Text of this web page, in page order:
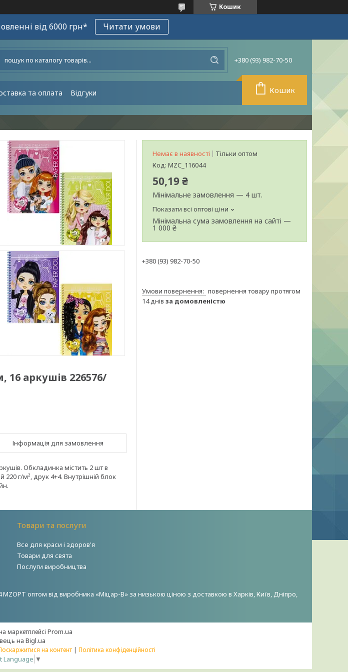
Кошик
від 6000 грн* Читати умови
+380 (93) 982-70-50
та оплата Відгуки Кошик
16 аркушів 226576/
Інформація для замовлення
Обкладинка містить 2 шт в
г/м², друк 4+4. Внутрішній блок
Немає в наявності
Тільки оптом
Код: MZC_116044
50,19 ₴
Мінімальне замовлення — 4 шт.
Показати всі оптові ціни
Мінімальна сума замовлення на сайті —
1 000 ₴
+380 (93) 982-70-50
повернення товару протягом
14 днів за домовленістю
Товари та послуги
Все для краси і здоров'я
Товари для свята
Послуги виробництва
оптом від виробника «Міцар-В» за низькою ціною з доставкою в Харків, Київ, Дніпро,
маркетплейсі Prom.ua
на Bigl.ua
на контент | Політика конфіденційності
Language ▼